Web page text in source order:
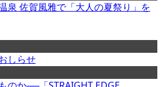
泉 佐賀風雅で「大人の夏祭り」を
しらせ